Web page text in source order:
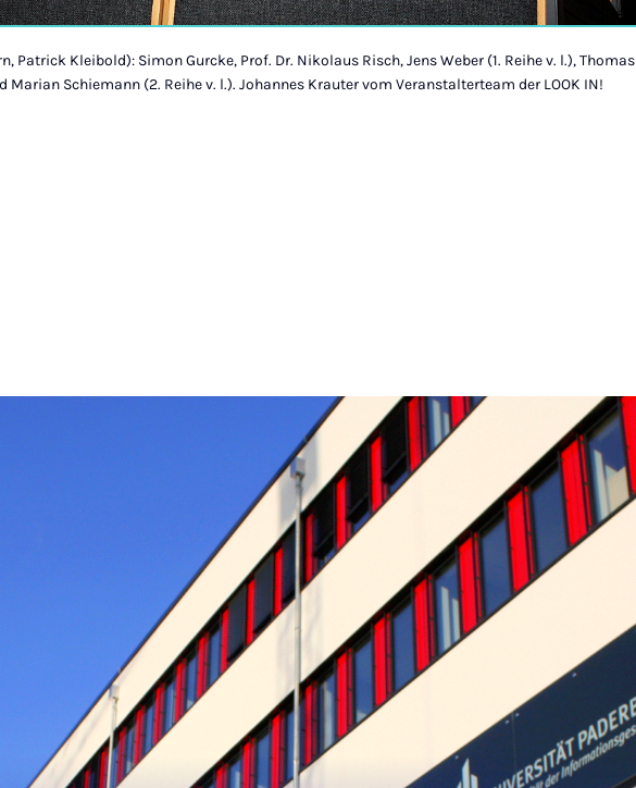
Patrick Kleibold): Simon Gurcke, Prof. Dr. Nikolaus Risch, Jens Weber (1. Reihe v. l.), Thomas
Marian Schiemann (2. Reihe v. l.). Johannes Krauter vom Veranstalterteam der LOOK IN!